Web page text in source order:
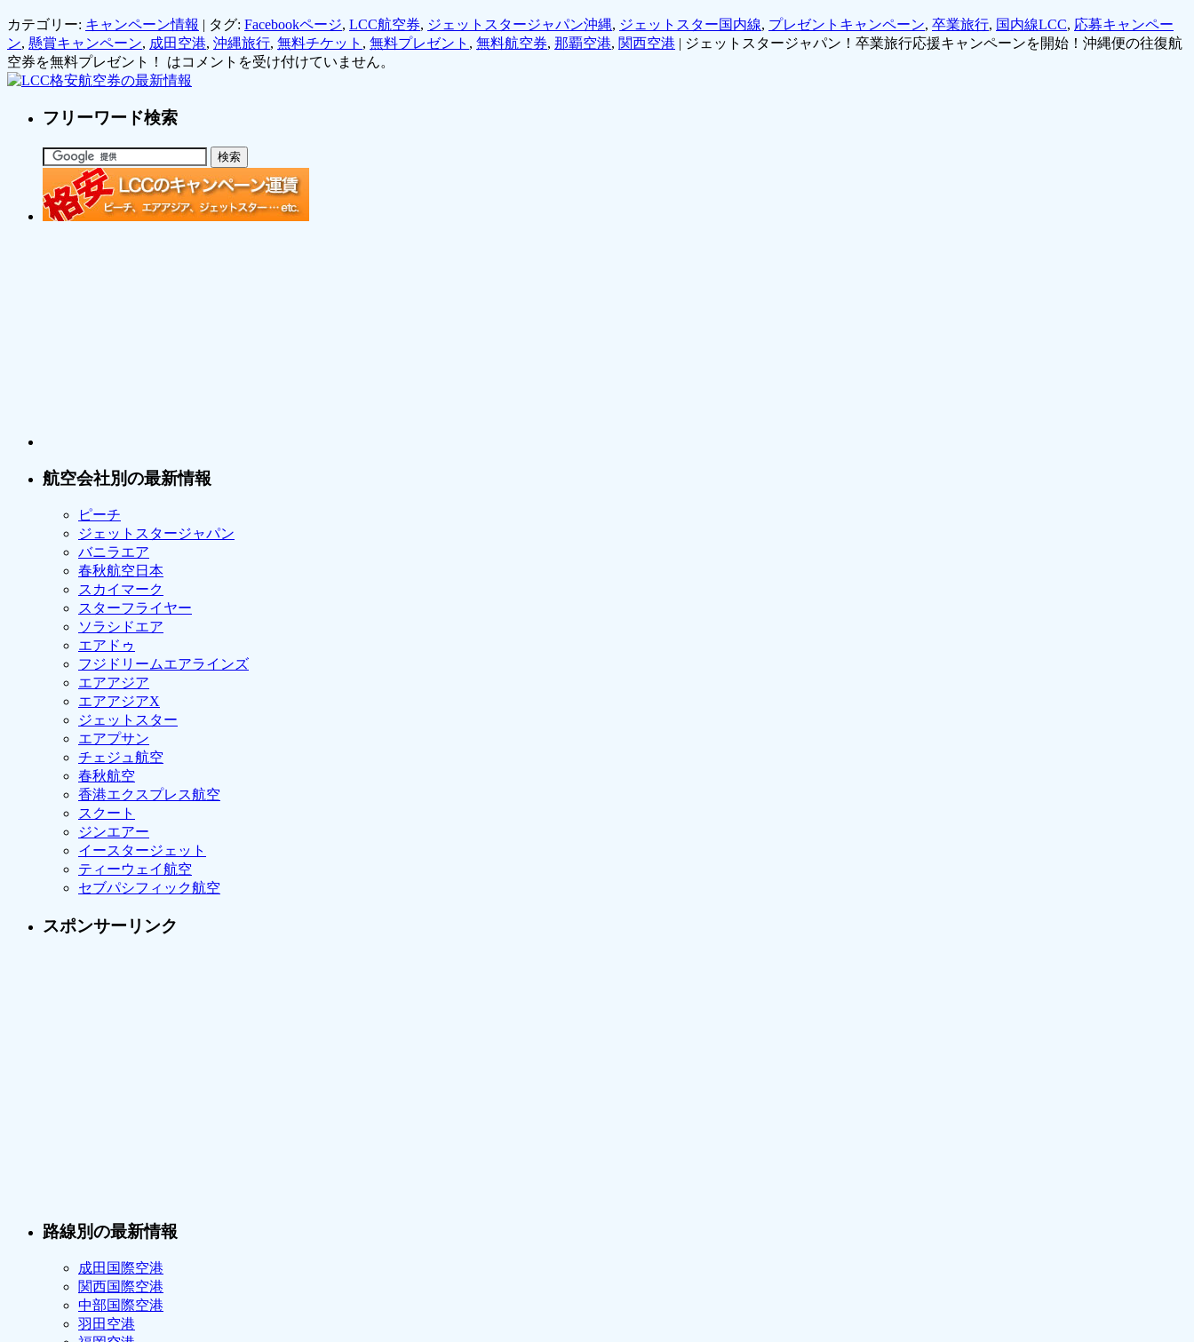
カテゴリー: キャンペーン情報 | タグ: Facebookページ, LCC航空券, ジェットスタージャパン沖縄, ジェットスター国内線, プレゼントキャンペーン, 卒業旅行, 国内線LCC, 応募キャンペー
ン, 懸賞キャンペーン, 成田空港, 沖縄旅行, 無料チケット , 無料プレゼント , 無料航空券, 那覇空港, 関西空港 | ジェットスタージャパン！卒業旅行応援キャンペーンを開始！沖縄便の往復航
空券を無料プレゼント！ はコメントを受け付けていません。
フリーワード検索
航空会社別の最新情報
ピーチ
ジェットスタージャパン
バニラエア
春秋航空日本
スカイマーク
スターフライヤー
ソラシドエア
エアドゥ
フジドリームエアラインズ
エアアジア
エアアジアX
ジェットスター
エアプサン
チェジュ航空
春秋航空
香港エクスプレス航空
スクート
ジンエアー
イースタージェット
ティーウェイ航空
セブパシフィック航空
スポンサーリンク
路線別の最新情報
成田国際空港
関西国際空港
中部国際空港
羽田空港